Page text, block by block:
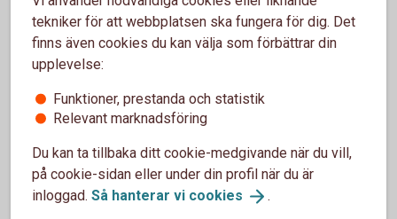
Vanliga frågor och svar
Varför är det bra att låna ut aktier?
När behöver man låna aktier?
tekniker för att webbplatsen ska fungera för dig. Det
finns även cookies du kan välja som förbättrar din
upplevelse:
Funktioner, prestanda och statistik
Relevant marknadsföring
Du kan ta tillbaka ditt cookie-medgivande när du vill,
på cookie-sidan eller under din profil när du är
inloggad. Så hanterar vi cookies .